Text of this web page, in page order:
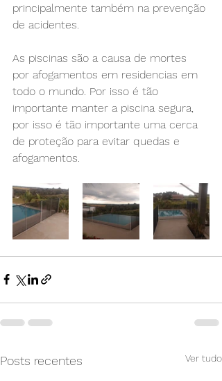
principalmente também na prevenção
de acidentes.
As piscinas são a causa de mortes
por afogamentos em residencias em
todo o mundo. Por isso é tão
importante manter a piscina segura,
por isso é tão importante uma cerca
de proteção para evitar quedas e
afogamentos.
Posts recentes Ver tudo